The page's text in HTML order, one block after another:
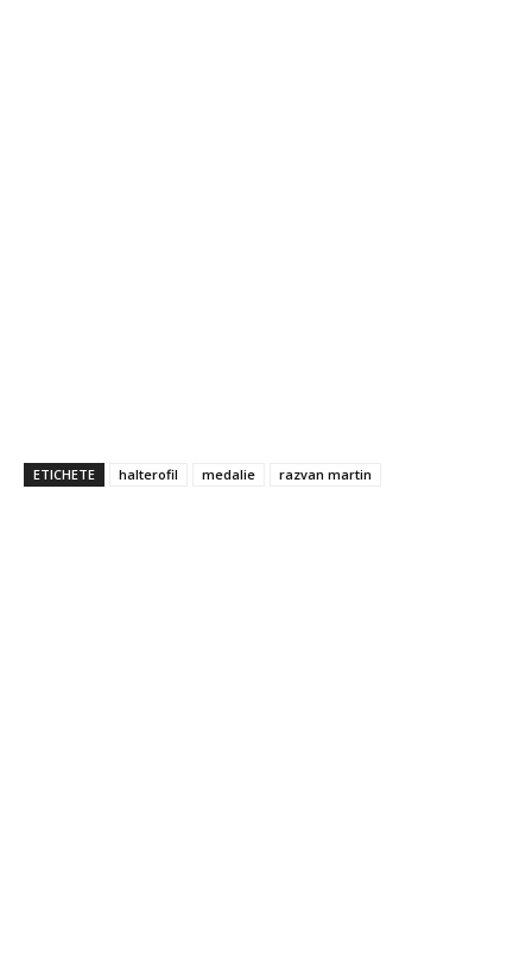
ETICHETE halterofil medalie razvan martin